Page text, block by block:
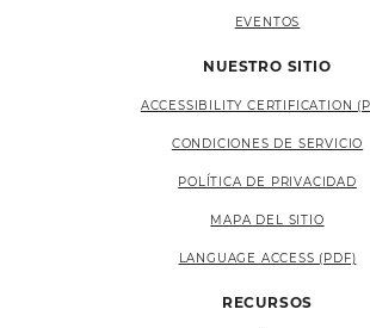
EVENTOS
NUESTRO SITIO
ACCESSIBILITY CERTIFICATION
CONDICIONES DE SERVICIO
POLÍTICA DE PRIVACIDAD
MAPA DEL SITIO
LANGUAGE ACCESS (PDF)
RECURSOS